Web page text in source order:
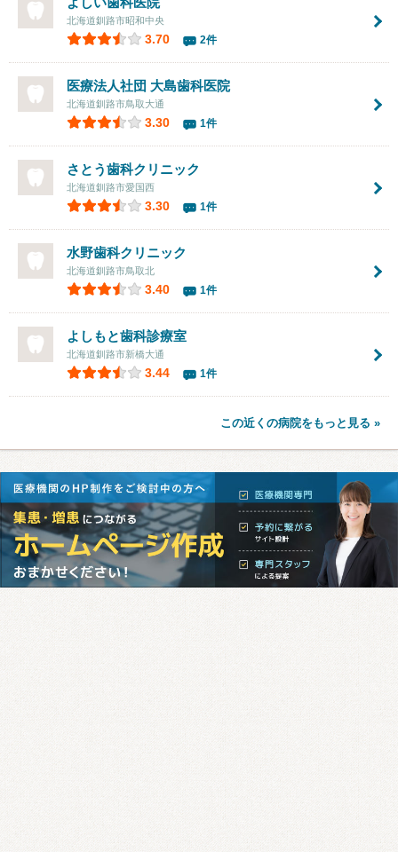
北海道釧路市昭和中央
3.70 2件
医療法人社団 大島歯科医院
北海道釧路市鳥取大通
3.30 1件
さとう歯科クリニック
北海道釧路市愛国西
3.30 1件
水野歯科クリニック
北海道釧路市鳥取北
3.40 1件
よしもと歯科診療室
北海道釧路市新橋大通
3.44 1件
この近くの病院をもっと見る »